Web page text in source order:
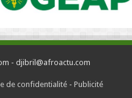
- djibril@afroactu.com
de confidentialité- Publicité